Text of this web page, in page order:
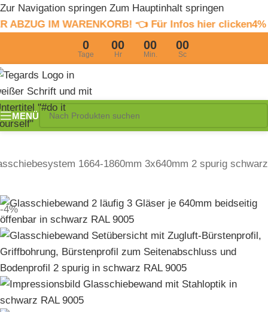
Zur Navigation springen Zum Hauptinhalt springen
👈 Für Infos hier clicken4%
0
Tage
00
Hr
00
Min.
00
Sc
MENÜ
1664-1860mm 3x640mm 2 spurig schwarz
-4%